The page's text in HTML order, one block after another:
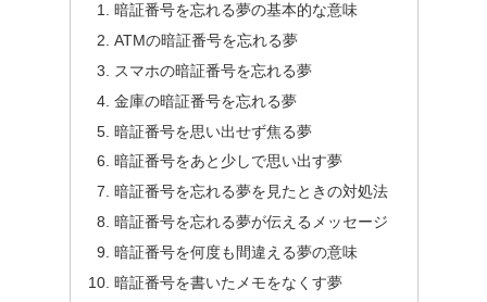
暗証番号を忘れる夢の基本的な意味
ATMの暗証番号を忘れる夢
スマホの暗証番号を忘れる夢
金庫の暗証番号を忘れる夢
暗証番号を思い出せず焦る夢
暗証番号をあと少しで思い出す夢
暗証番号を忘れる夢を見たときの対処法
暗証番号を忘れる夢が伝えるメッセージ
暗証番号を何度も間違える夢の意味
暗証番号を書いたメモをなくす夢